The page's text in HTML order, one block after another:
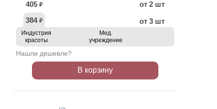
405 ₽
от 2 шт
384 ₽ от 3 шт
Индустрия
красоты
Мед.
учреждение
Нашли дешевле?
В корзину